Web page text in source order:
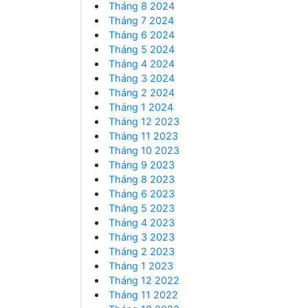
Tháng 8 2024
Tháng 7 2024
Tháng 6 2024
Tháng 5 2024
Tháng 4 2024
Tháng 3 2024
Tháng 2 2024
Tháng 1 2024
Tháng 12 2023
Tháng 11 2023
Tháng 10 2023
Tháng 9 2023
Tháng 8 2023
Tháng 6 2023
Tháng 5 2023
Tháng 4 2023
Tháng 3 2023
Tháng 2 2023
Tháng 1 2023
Tháng 12 2022
Tháng 11 2022